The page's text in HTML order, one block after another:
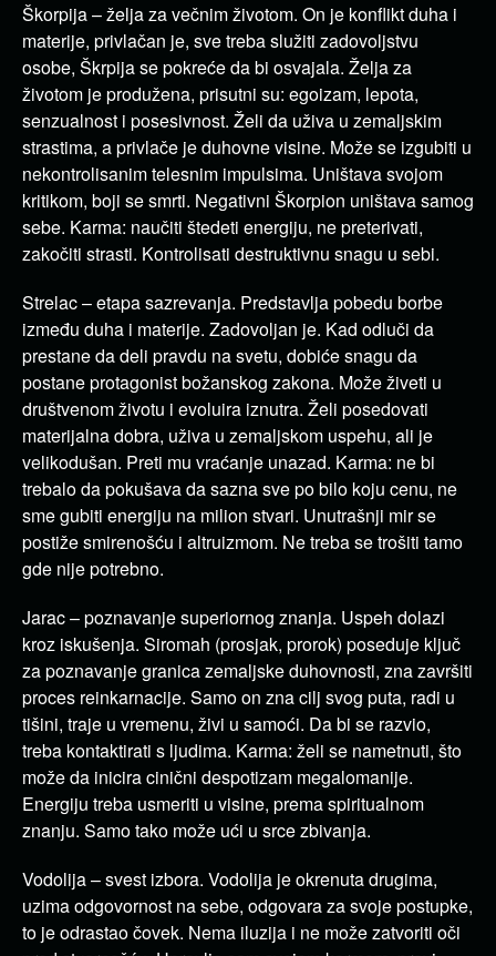
Škorpija – želja za večnim životom. On je konflikt duha i
materije, privlačan je, sve treba služiti zadovoljstvu
osobe, Škrpija se pokreće da bi osvajala. Želja za
životom je produžena, prisutni su: egoizam, lepota,
senzualnost i posesivnost. Želi da uživa u zemaljskim
strastima, a privlače je duhovne visine. Može se izgubiti u
nekontrolisanim telesnim impulsima. Uništava svojom
kritikom, boji se smrti. Negativni Škorpion uništava samog
sebe. Karma: naučiti štedeti energiju, ne preterivati,
zakočiti strasti. Kontrolisati destruktivnu snagu u sebi.
Strelac – etapa sazrevanja. Predstavlja pobedu borbe
između duha i materije. Zadovoljan je. Kad odluči da
prestane da deli pravdu na svetu, dobiće snagu da
postane protagonist božanskog zakona. Može živeti u
društvenom životu i evoluira iznutra. Želi posedovati
materijalna dobra, uživa u zemaljskom uspehu, ali je
velikodušan. Preti mu vraćanje unazad. Karma: ne bi
trebalo da pokušava da sazna sve po bilo koju cenu, ne
sme gubiti energiju na milion stvari. Unutrašnji mir se
postiže smirenošću i altruizmom. Ne treba se trošiti tamo
gde nije potrebno.
Jarac – poznavanje superiornog znanja. Uspeh dolazi
kroz iskušenja. Siromah (prosjak, prorok) poseduje ključ
za poznavanje granica zemaljske duhovnosti, zna završiti
proces reinkarnacije. Samo on zna cilj svog puta, radi u
tišini, traje u vremenu, živi u samoći. Da bi se razvio,
treba kontaktirati s ljudima. Karma: želi se nametnuti, što
može da inicira cinični despotizam megalomanije.
Energiju treba usmeriti u visine, prema spiritualnom
znanju. Samo tako može ući u srce zbivanja.
Vodolija – svest izbora. Vodolija je okrenuta drugima,
uzima odgovornost na sebe, odgovara za svoje postupke,
to je odrastao čovek. Nema iluzija i ne može zatvoriti oči